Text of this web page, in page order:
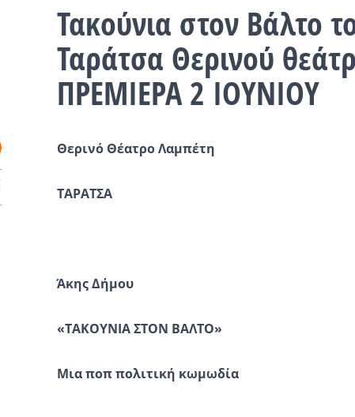
Τακούνια στον Βάλτο
Ταράτσα Θερινού
ΠΡΕΜΙΕΡΑ 2 ΙΟΥΝΙΟΥ
Θερινό Θέατρο Λαμπέτη
ΤΑΡΑΤΣΑ
Άκης Δήμου
«ΤΑΚΟΥΝΙΑΣΤΟΝ ΒΑΛΤΟ»
Μια ποπ πολιτική κωμωδία